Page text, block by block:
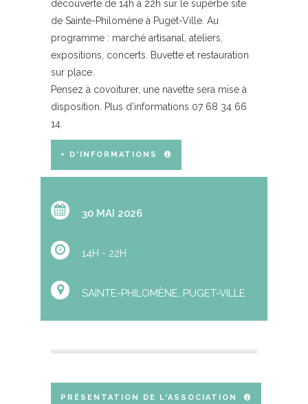
découverte de 14h à 22h sur le superbe site
de Sainte-Philomène à Puget-Ville. Au
programme : marché artisanal, ateliers,
expositions, concerts. Buvette et restauration
sur place.
Pensez à covoiturer, une navette sera mise à
disposition. Plus d’informations 07 68 34 66
14.
+ D'INFORMATIONS
30 MAI 2026
14H - 22H
SAINTE-PHILOMÈNE, PUGET-VILLE
PRÉSENTATION DE L'ASSOCIATION